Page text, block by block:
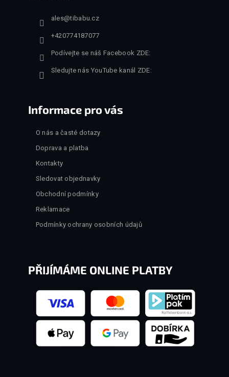
ales@tibabu.cz
+420774187077
Podívejte se náš Facebook ZDE:
Sledujte nás YouTube kanál ZDE:
Informace pro vás
O nás a časté dotazy
Doprava a platba
Kontakty
Sledovat objednavky
Obchodní podmínky
Reklamace
Podmínky ochrany osobních údajů
PŘIJÍMÁME ONLINE PLATBY